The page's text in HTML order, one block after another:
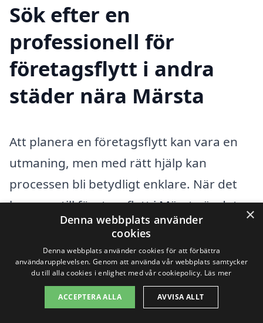
Sök efter en
professionell för
företagsflytt i andra
städer nära Märsta
Att planera en företagsflytt kan vara en
utmaning, men med rätt hjälp kan
processen bli betydligt enklare. När det
kommer till företagsflytt i Märsta är det
viktigt att hitta ett pålitligt och
professionellt flyttföretag som kan
hantera alla aspekter av flytten. Genom
att använda xn--fretagsflytt-pris-zzb.se
kan du enkelt jämföra företag och få flera
×
Denna webbplats använder
cookies
Denna webbplats använder cookies för att förbättra
användarupplevelsen. Genom att använda vår webbplats samtycker
du till alla cookies i enlighet med vår cookiepolicy. Läs mer
ACCEPTERA ALLA AVVISA ALLT